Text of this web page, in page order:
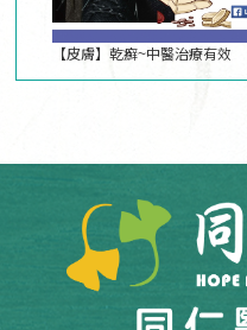
【皮膚】乾癬~中醫治療有效